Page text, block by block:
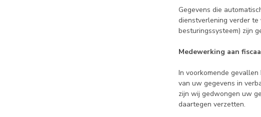
Gegevens die
dienstverlening verder
besturingssysteem) zijn
Medewerking aan
In voorkomende
van uw gegevens in
zijn wij gedwongen uw
daartegen verzetten.